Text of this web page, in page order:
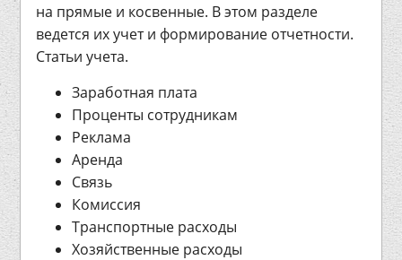
на прямые и косвенные. В этом разделе
ведется их учет и формирование отчетности.
Статьи учета.
Заработная плата
Проценты сотрудникам
Реклама
Аренда
Связь
Комиссия
Транспортные расходы
Хозяйственные расходы